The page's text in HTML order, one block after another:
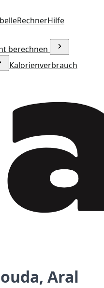
RechnerHilfe
berechnen
Kalorienverbrauch
Aral